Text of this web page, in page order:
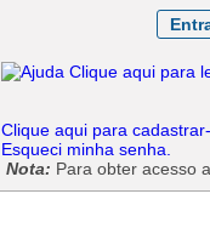
Clique aqui para
Clique aqui para
Esqueci minha senha.
Nota: Para obter acesso